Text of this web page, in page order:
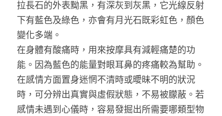
拉長石的外表黝黑，有深灰到灰黑，它光線反射
下有藍色及綠色，亦會有月光石既彩虹色，顏色
變化多端。
在身體有酸痛時，用來按摩具有減輕痛楚的功
能。因為藍色的能量對眼耳鼻的疼痛較為幫助。
在感情方面置身迷惘不清時或曖昧不明的狀況
時，可分辨出真實與虛假狀態，不易被朦蔽。若
感情未遇到心儀時，容易發掘出所需要哪類型物